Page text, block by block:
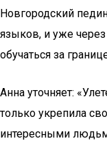
Новгородский
языков, и уже
обучаться за
Анна уточняет:
только укрепила
интересными